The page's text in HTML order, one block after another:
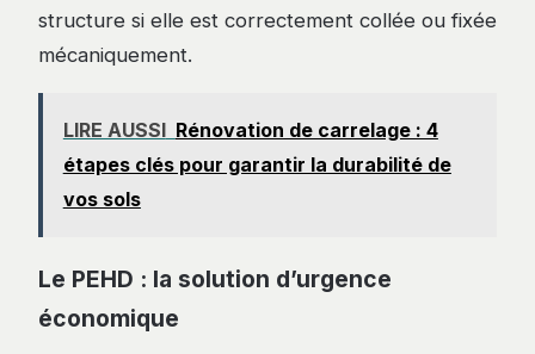
structure si elle est correctement collée ou fixée
mécaniquement.
LIRE AUSSI Rénovation de carrelage : 4
étapes clés pour garantir la durabilité de
vos sols
Le PEHD : la solution d’urgence
économique